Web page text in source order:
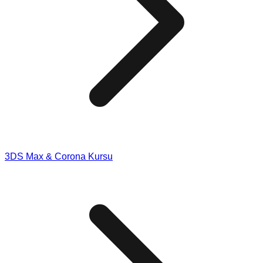
3DS Max & Corona Kursu